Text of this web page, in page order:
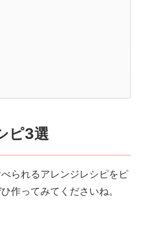
ピ3選
られるアレンジレシピをピ
作ってみてくださいね。